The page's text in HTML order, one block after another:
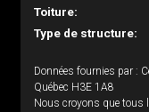
Toiture:
Type de structure:
Données fournies par :
Québec H3E 1A8
Nous croyons que tous